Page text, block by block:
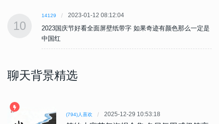
10
14129 2023-01-12 08:12:04
2023国庆节好看全面屏壁纸带字 如果奇迹有颜色那么一定是
中国红
聊天背景精选
(794)人喜欢 2025-12-29 10:53:18